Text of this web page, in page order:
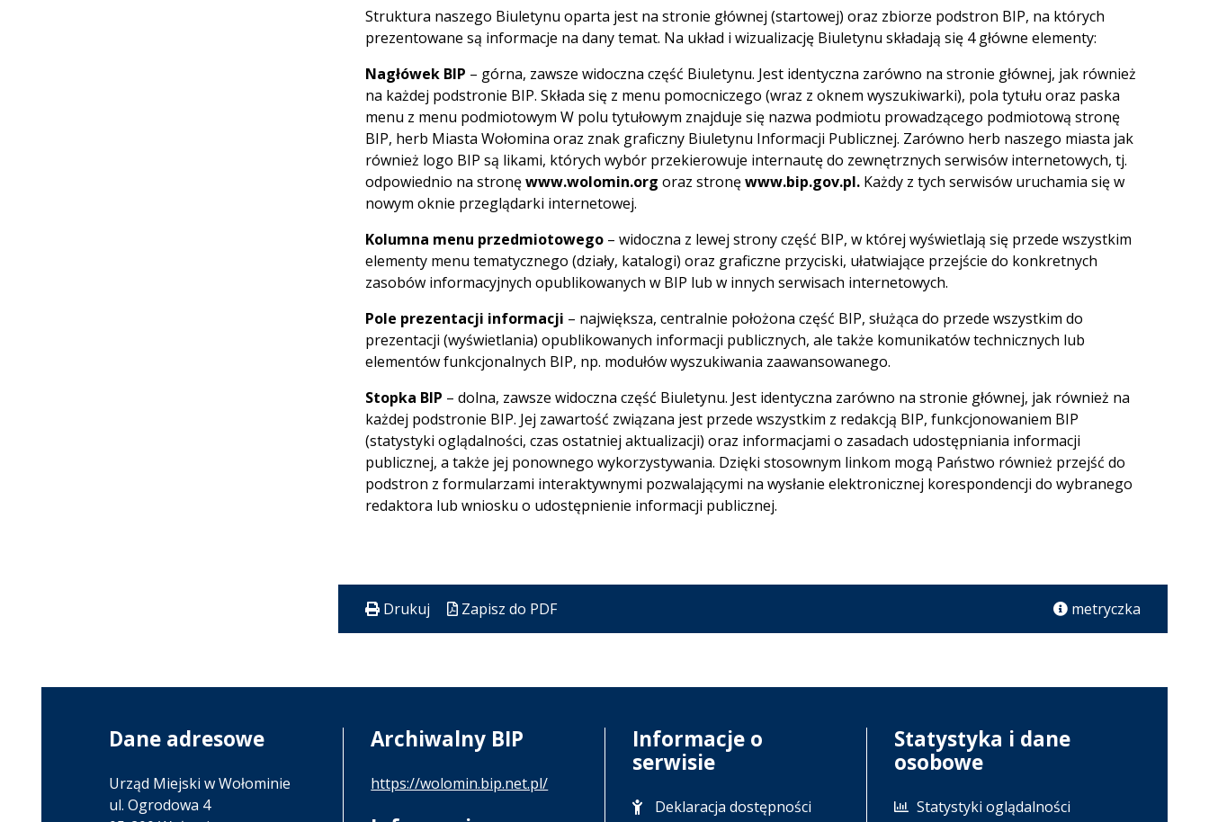
Struktura naszego Biuletynu oparta jest na stronie głównej (startowej) oraz zbiorze podstron BIP, na których
prezentowane są informacje na dany temat. Na układ i wizualizację Biuletynu składają się 4 główne elementy:
Nagłówek BIP – górna, zawsze widoczna część Biuletynu. Jest identyczna zarówno na stronie głównej, jak również
na każdej podstronie BIP. Składa się z menu pomocniczego (wraz z oknem wyszukiwarki), pola tytułu oraz paska
menu z menu podmiotowym W polu tytułowym znajduje się nazwa podmiotu prowadzącego podmiotową stronę
BIP, herb Miasta Wołomina oraz znak graficzny Biuletynu Informacji Publicznej. Zarówno herb naszego miasta jak
również logo BIP są likami, których wybór przekierowuje internautę do zewnętrznych serwisów internetowych, tj.
odpowiednio na stronęwww.wolomin.org oraz stronęwww.bip.gov.pl.Każdy z tych serwisów uruchamia się w
nowym oknie przeglądarki internetowej.
Kolumna menu przedmiotowego– widoczna z lewej strony część BIP, w której wyświetlają się przede wszystkim
elementy menu tematycznego (działy, katalogi) oraz graficzne przyciski, ułatwiające przejście do konkretnych
zasobów informacyjnych opublikowanych w BIP lub w innych serwisach internetowych.
Pole prezentacji informacji – największa, centralnie położona część BIP, służąca do przede wszystkim do
prezentacji (wyświetlania) opublikowanych informacji publicznych, ale także komunikatów technicznych lub
elementów funkcjonalnych BIP, np. modułów wyszukiwania zaawansowanego.
Stopka BIP – dolna, zawsze widoczna część Biuletynu. Jest identyczna zarówno na stronie głównej, jak również na
każdej podstronie BIP. Jej zawartość związana jest przede wszystkim z redakcją BIP, funkcjonowaniem BIP
(statystyki oglądalności, czas ostatniej aktualizacji) oraz informacjami o zasadach udostępniania informacji
publicznej, a także jej ponownego wykorzystywania. Dzięki stosownym linkom mogą Państwo również przejść do
podstron z formularzami interaktywnymi pozwalającymi na wysłanie elektronicznej korespondencji do wybranego
redaktora lub wniosku o udostępnienie informacji publicznej.
Drukuj Zapisz do PDF metryczka
Dane adresowe
Urząd Miejski w Wołominie
ul. Ogrodowa 4
Archiwalny BIP
https://wolomin.bip.net.pl/
Informacje o
serwisie
Deklaracja dostępności
Statystyka i dane
osobowe
Statystyki oglądalności